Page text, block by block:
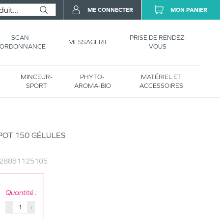
SCAN
MESSAGERIE
PRISE DE RENDEZ-
VOUS
MINCEUR-
SPORT
PHYTO-
AROMA-BIO
MATÉRIEL ET
ACCESSOIRES
ME CONNECTER MON PANIER
150 GÉLULES
Quantité :
- +